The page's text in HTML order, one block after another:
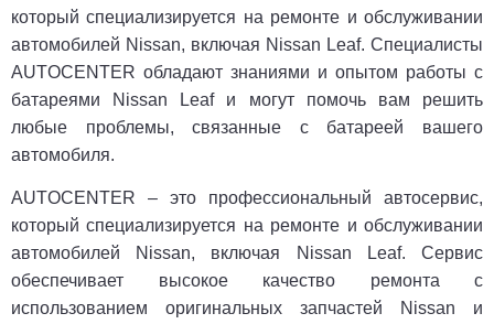
который специализируется на ремонте и обслуживании
автомобилей Nissan, включая Nissan Leaf. Специалисты
AUTOCENTER обладают знаниями и опытом работы с
батареями Nissan Leaf и могут помочь вам решить
любые проблемы, связанные с батареей вашего
автомобиля.
AUTOCENTER – это профессиональный автосервис,
который специализируется на ремонте и обслуживании
автомобилей Nissan, включая Nissan Leaf. Сервис
обеспечивает высокое качество ремонта с
использованием оригинальных запчастей Nissan и